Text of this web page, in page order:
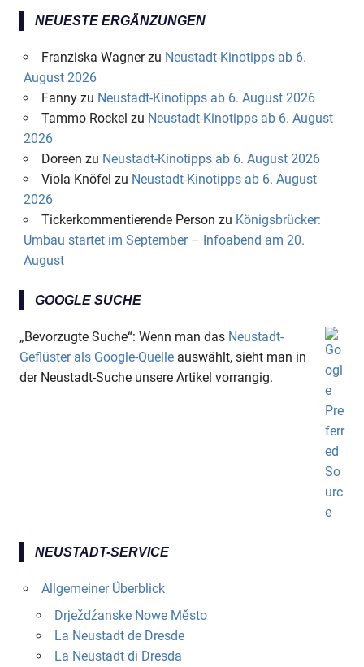
NEUESTE ERGÄNZUNGEN
Franziska Wagnerzu Neustadt-Kinotipps ab 6.
August 2026
Fannyzu Neustadt-Kinotipps ab 6. August 2026
Tammo Rockel zu Neustadt-Kinotipps ab 6. August
2026
Doreen zu Neustadt-Kinotipps ab 6. August 2026
Viola Knöfel zu Neustadt-Kinotipps ab 6. August
2026
Tickerkommentierende Person zu Königsbrücker:
Umbau startet im September – Infoabend am 20.
August
GOOGLE SUCHE
„Bevorzugte Suche“: Wenn man das Neustadt-
Geflüster als Google-Quelle auswählt, sieht man in
der Neustadt-Suche unsere Artikel vorrangig.
NEUSTADT-SERVICE
Allgemeiner Überblick
Drježdźanske Nowe Město
La Neustadt de Dresde
La Neustadt di Dresda